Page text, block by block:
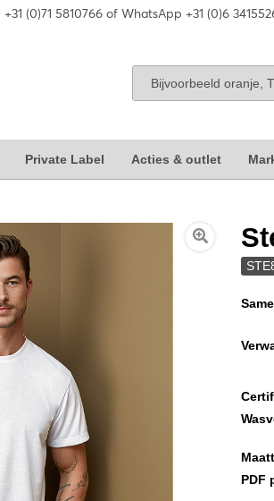
(0)71 5810766 of WhatsApp +31 (0)6
Private Label Acties & outlet
PDF